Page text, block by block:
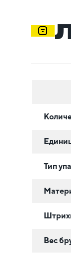
Тип
Вес